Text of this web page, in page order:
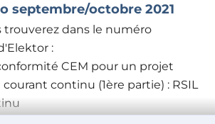
septembre/octobre 2021
trouverez dans le numéro
:
CEM pour un projet
continu (1ère partie) : RSIL